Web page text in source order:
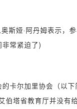
斯娅·阿丹姆表示，
常紧迫了)
卡尔加里协会（以下
伯塔省教育厅并没有